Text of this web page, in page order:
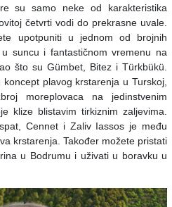
su samo neke od karakteristika
četvrti vodi do prekrasne uvale.
upotpuniti u jednom od brojnih
suncu i fantastičnom vremenu na
što su Gümbet, Bitez i Türkbükü.
plavog krstarenja u Turskoj,
moreplovaca na jedinstvenim
klize blistavim tirkiznim zaljevima.
Cennet i Zaliv Iassos je među
krstarenja. Također možete pristati
u Bodrumu i uživati u boravku u